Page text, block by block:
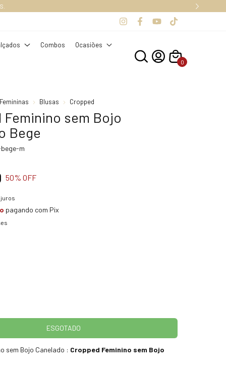
Combos Ocasiões
0
Blusas Cropped
Feminino sem Bojo
Bege
bege-m
50% OFF
pagando com Pix
sem Bojo Canelado : Cropped Feminino sem Bojo